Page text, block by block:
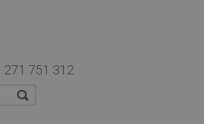
271 751 312